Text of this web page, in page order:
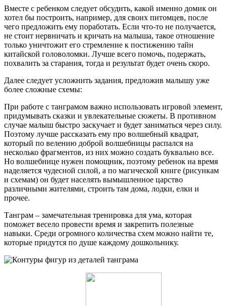
Вместе с ребенком следует обсудить, какой именно домик он
хотел бы построить, например, для своих питомцев, после
чего предложить ему поработать. Если что-то не получается,
не стоит нервничать и кричать на малыша, такое отношение
только уничтожит его стремление к постижению тайн
китайской головоломки. Лучше всего помочь, подержать,
похвалить за старания, тогда и результат будет очень скоро.
Далее следует усложнить задания, предложив малышу уже
более сложные схемы:
При работе с танграмом важно использовать игровой элемент,
придумывать сказки и увлекательные сюжеты. В противном
случае малыш быстро заскучает и будет заниматься через силу.
Поэтому лучше рассказать ему про волшебный квадрат,
который по велению доброй волшебницы распался на
несколько фрагментов, из них можно создать буквально все.
Но волшебнице нужен помощник, поэтому ребенок на время
наделяется чудесной силой, а по магической книге (рисункам
и схемам) он будет населять вымышленное царство
различными жителями, строить там дома, лодки, елки и
прочее.
Танграм – замечательная тренировка для ума, которая
поможет весело провести время и закрепить полезные
навыки. Среди огромного количества схем можно найти те,
которые придутся по душе каждому дошкольнику.